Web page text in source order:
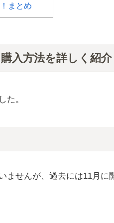
まとめ
入方法を詳しく紹介
た。
ませんが、過去には11月に